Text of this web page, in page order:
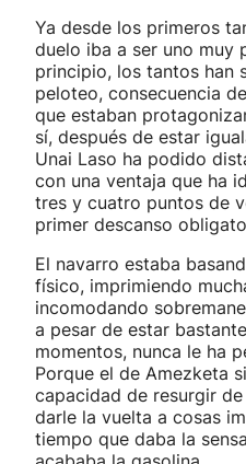
Ya desde los primeros
duelo iba a ser uno muy
principio, los tantos han
peloteo, consecuencia
que estaban
sí, después de estar
Unai Laso ha podido
con una ventaja que ha
tres y cuatro puntos de
primer descanso
El navarro estaba
físico, imprimiendo
incomodando
a pesar de estar
momentos, nunca le ha
Porque el de Amezketa
capacidad de resurgir
darle la vuelta a cosas
tiempo que daba la